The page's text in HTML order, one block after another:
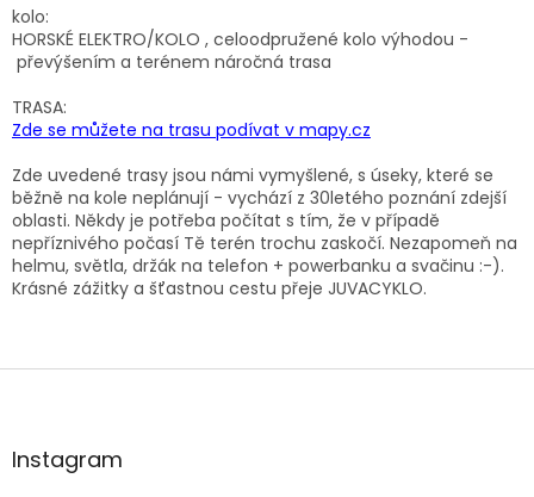
kolo:
HORSKÉ ELEKTRO/KOLO , celoodpružené kolo výhodou -
převýšením a terénem náročná trasa
TRASA:
Zde se můžete na trasu podívat v mapy.cz
Zde uvedené trasy jsou námi vymyšlené, s úseky, které se
běžně na kole neplánují - vychází z 30letého poznání zdejší
oblasti. Někdy je potřeba počítat s tím, že v případě
nepříznivého počasí Tě terén trochu zaskočí. Nezapomeň na
helmu, světla, držák na telefon + powerbanku a svačinu :-).
Krásné zážitky a šťastnou cestu přeje JUVACYKLO.
Z
aInstagram